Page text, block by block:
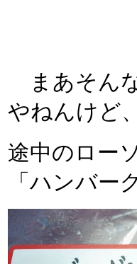
まあそん
やねんけど
途中のロー
「ハンバー